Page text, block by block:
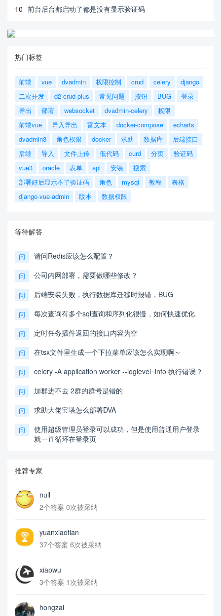
10 前台后台都启动了都是没有显示验证码
热门标签
前端 vue dvadmin 权限控制 crud celery
django
二次开发
d2-crud-plus 常见问题 按钮 BUG
登录
导出
部署 websocket dvadmin-celery
权限
前端vue
导入导出 富文本 docker-compose
echarts
dvadmin3
角色权限 docker 求助 数据库
后端接口
后端
导入 文件上传 低代码 curd 分页
验证码
vue3
oracle 表单 api 安装
搜索
部署好后显示不了验证码
角色 mysql 教程
表格
django-vue-admin
版本 数据权限
等待解答
问 请问Redis应该怎么配置？
问 公司内网部署，需要做哪些修改？
问 后端安装失败，执行数据库迁移时报错，BUG
问 每次查询有多个sql查询和序列化很慢，如何快速优化
问 定时任务插件返回的接口内容为空
问 在tsx文件里生成一个下拉菜单应该怎么实现啊～
问 celery -A application worker --loglevel=info 执行错误？
问 加群进不去 2群的群号是错的
问 求助大佬宝塔怎么部署DVA
问
使用超级管理员登录可以成功，但是使用普通用户登录
就一直循环在登录页
推荐专家
null
2个答案 0次被采纳
yuanxiaotian
37个答案 6次被采纳
xiaowu
3个答案 1次被采纳
hongzai